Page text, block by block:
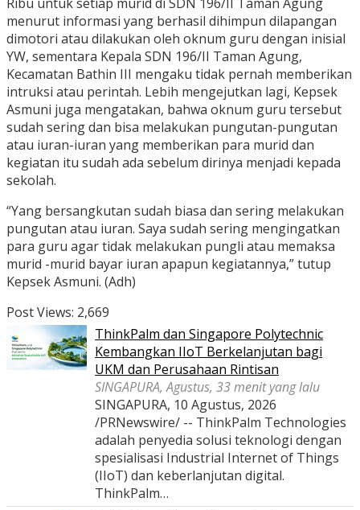
menurut informasi yang berhasil dihimpun dilapangan
dimotori atau dilakukan oleh oknum guru dengan inisial
YW, sementara Kepala SDN 196/II Taman Agung,
Kecamatan Bathin III mengaku tidak pernah memberikan
intruksi atau perintah. Lebih mengejutkan lagi, Kepsek
Asmuni juga mengatakan, bahwa oknum guru tersebut
sudah sering dan bisa melakukan pungutan-pungutan
atau iuran-iuran yang memberikan para murid dan
kegiatan itu sudah ada sebelum dirinya menjadi kepada
sekolah.
“Yang bersangkutan sudah biasa dan sering melakukan
pungutan atau iuran. Saya sudah sering mengingatkan
para guru agar tidak melakukan pungli atau memaksa
murid -murid bayar iuran apapun kegiatannya,” tutup
Kepsek Asmuni. (Adh)
Post Views: 2,669
ThinkPalm dan Singapore Polytechnic
Kembangkan IIoT Berkelanjutan bagi
UKM dan Perusahaan Rintisan
SINGAPURA, Agustus, 33 menit yang lalu
SINGAPURA, 10 Agustus, 2026
/PRNewswire/ -- ThinkPalm Technologies
adalah penyedia solusi teknologi dengan
spesialisasi Industrial Internet of Things
(IIoT) dan keberlanjutan digital.
ThinkPalm…